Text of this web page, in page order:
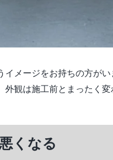
イメージをお持ちの方が
外観は施工前とまったく
くなる